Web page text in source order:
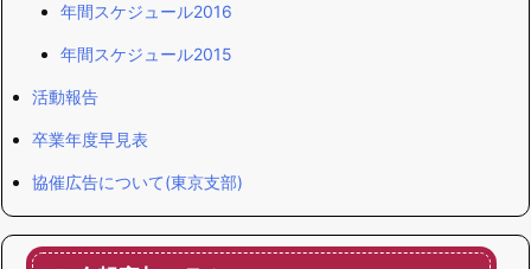
年間スケジュール2016
年間スケジュール2015
活動報告
卒業年度早見表
協催広告について(東京支部)